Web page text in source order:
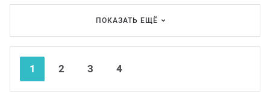
ПОКАЗАТЬ ЕЩЁ
1 2 3 4